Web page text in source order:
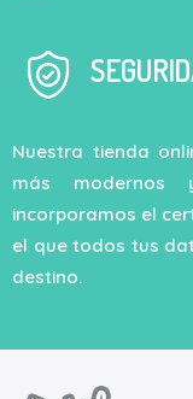
Nuestra tienda
más modernos
incorporamos el
el que todos tus
destino.